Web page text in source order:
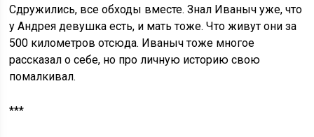
Сдружились, все обходы вместе. Знал Иваныч уже, что
у Андрея девушка есть, и мать тоже. Что живут они за
500 километров отсюда. Иваныч тоже многое
рассказал о себе, но про личную историю свою
помалкивал.
***